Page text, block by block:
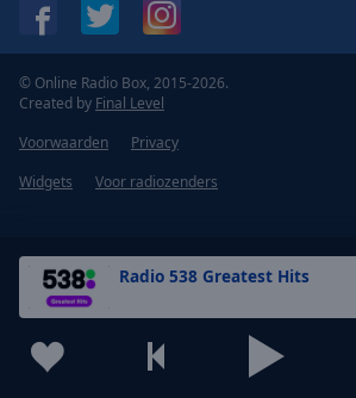
Radio 538 Greatest Hits
© Online Radio Box, 2015-2026.
Created by Final Level
Voorwaarden
Privacy
Widgets
Voor radiozenders